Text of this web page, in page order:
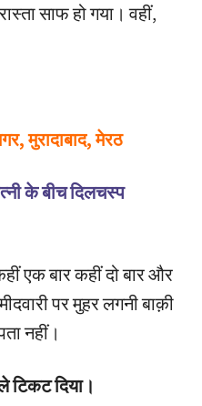
साफ हो गया। वहीं,
मुरादाबाद, मेरठ
के बीच दिलचस्प
एक बार कहीं दो बार और
पर मुहर लगनी बाक़ी
नहीं।
टिकट दिया।